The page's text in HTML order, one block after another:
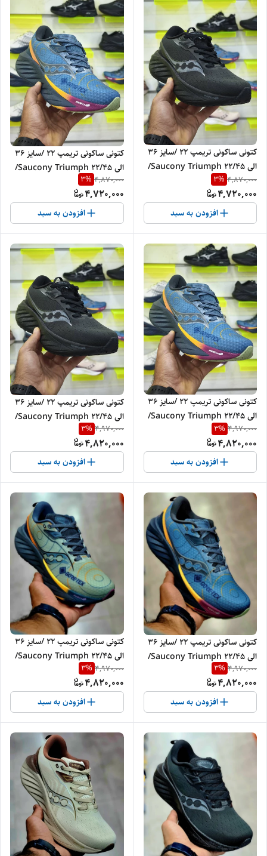
کتونی ساکونی تریمپ 22 /سایز 36
الی 45/Saucony Triumph 22/
فروش عمده و تک
4,870,000
3%
4,720,000
افزودن به سبد
کتونی ساکونی تریمپ 22 /سایز 36
الی 45/Saucony Triumph 22/
فروش عمده و تک
4,870,000
3%
4,720,000
افزودن به سبد
کتونی ساکونی تریمپ 22 /سایز 36
الی 45/Saucony Triumph 22/
فروش عمده و تک
4,970,000
3%
4,820,000
افزودن به سبد
کتونی ساکونی تریمپ 22 /سایز 36
الی 45/Saucony Triumph 22/
فروش عمده و تک
4,970,000
3%
4,820,000
افزودن به سبد
کتونی ساکونی تریمپ 22 /سایز 36
الی 45/Saucony Triumph 22/
فروش عمده و تک
4,970,000
3%
4,820,000
افزودن به سبد
کتونی ساکونی تریمپ 22 /سایز 36
الی 45/Saucony Triumph 22/
فروش عمده و تک
4,970,000
3%
4,820,000
افزودن به سبد